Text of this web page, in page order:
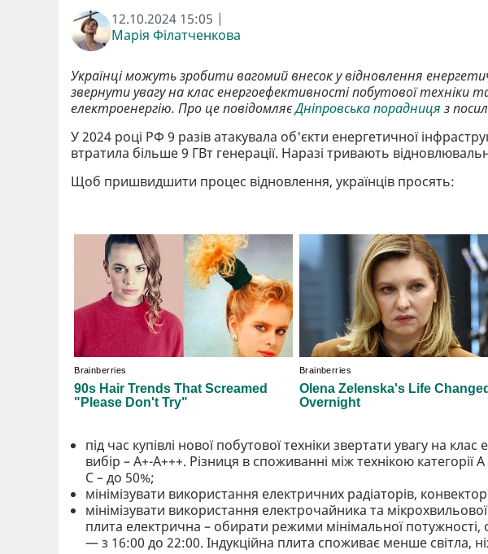
12.10.2024 15:05 |
Марія Філатченкова
Українці можуть зробити вагомий внесок у відновлення
звернути увагу на клас енергоефективності побутової техніки
електроенергію. Про це повідомляєДніпровська порадниця з
У 2024 році РФ 9 разів атакувала об'єкти енергетичної
втратила більше 9 ГВт генерації. Наразі тривають
Щоб пришвидшити процес відновлення, українців просять:
під час купівлі нової побутової техніки звертати увагу на
вибір – А+-А+++. Різниця в споживанні між технікою категорії
С – до 50%;
мінімізувати використання електричних радіаторів,
мінімізувати використання електрочайника та
плита електрична – обирати режими мінімальної
— з 16:00 до 22:00. Індукційна плита споживає менше світла,